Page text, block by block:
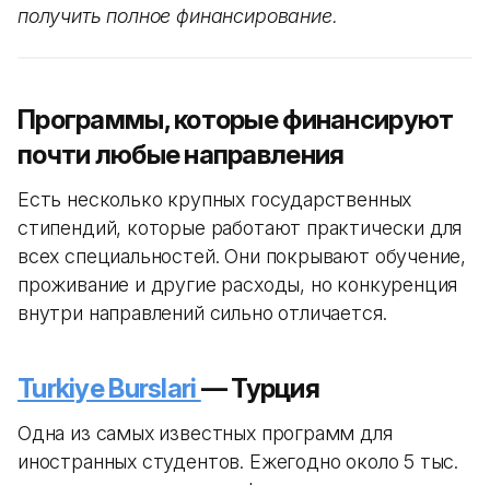
получить полное финансирование.
Программы, которые финансируют
почти любые направления
Есть несколько крупных государственных
стипендий, которые работают практически для
всех специальностей. Они покрывают обучение,
проживание и другие расходы, но конкуренция
внутри направлений сильно отличается.
Turkiye Burslari— Турция
Одна из самых известных программ для
иностранных студентов. Ежегодно около 5 тыс.